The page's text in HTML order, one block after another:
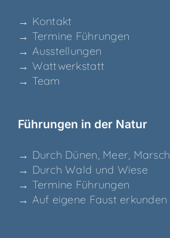
→ Kon­takt
→ Ter­mi­ne Führungen
→ Aus­stel­lun­gen
→ Watt­werk­statt
→ Team
Füh­run­gen in der Natur
→ Durch Dünen, Meer, Marsch
→ Durch Wald und Wiese
→ Ter­mi­ne Führungen
→ Auf eige­ne Faust erkunden